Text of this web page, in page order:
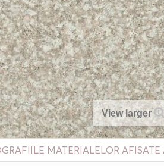
View larger
MATERIALELOR